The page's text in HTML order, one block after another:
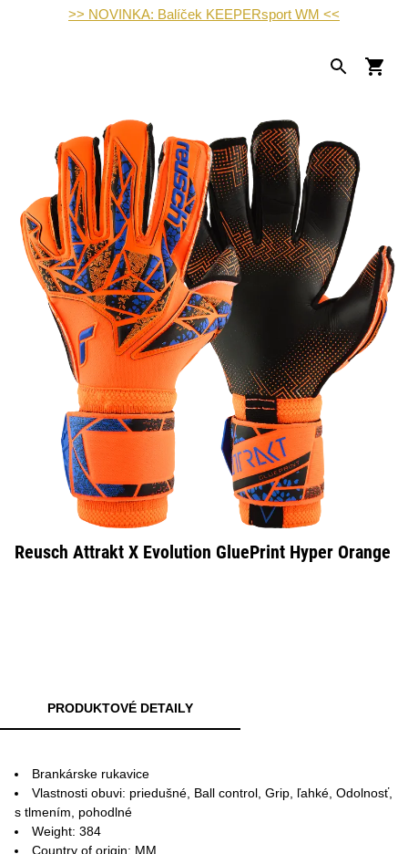
>> NOVINKA: Balíček KEEPERsport WM <<
Reusch Attrakt X Evolution GluePrint Hyper Orange
PRODUKTOVÉ DETAILY
Brankárske rukavice
Vlastnosti obuvi: priedušné, Ball control, Grip, ľahké, Odolnosť,
s tlmením, pohodlné
Weight: 384
Country of origin: MM